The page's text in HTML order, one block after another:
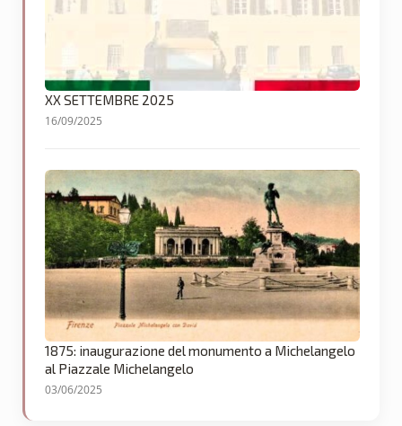
XX SETTEMBRE 2025
16/09/2025
1875: inaugurazione del monumento a Michelangelo
al Piazzale Michelangelo
03/06/2025